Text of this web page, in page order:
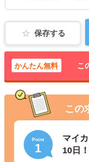
保存する
かんたん無料 こ
この
Point
1
マイ
10日